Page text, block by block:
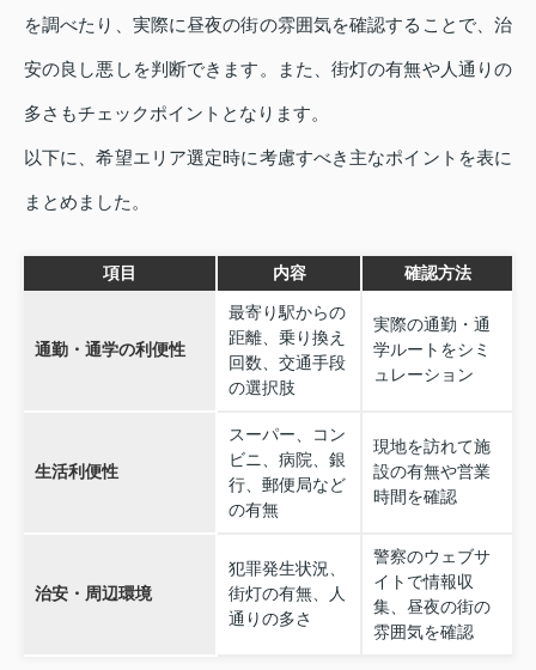
を調べたり、実際に昼夜の街の雰囲気を確認することで、治
安の良し悪しを判断できます。また、街灯の有無や人通りの
多さもチェックポイントとなります。
以下に、希望エリア選定時に考慮すべき主なポイントを表に
まとめました。
項目 内容 確認方法
通勤・通学の利便性
最寄り駅からの
距離、乗り換え
回数、交通手段
の選択肢
実際の通勤・通
学ルートをシミ
ュレーション
生活利便性
スーパー、コン
ビニ、病院、銀
行、郵便局など
の有無
現地を訪れて施
設の有無や営業
時間を確認
治安・周辺環境
犯罪発生状況、
街灯の有無、人
通りの多さ
警察のウェブサ
イトで情報収
集、昼夜の街の
雰囲気を確認